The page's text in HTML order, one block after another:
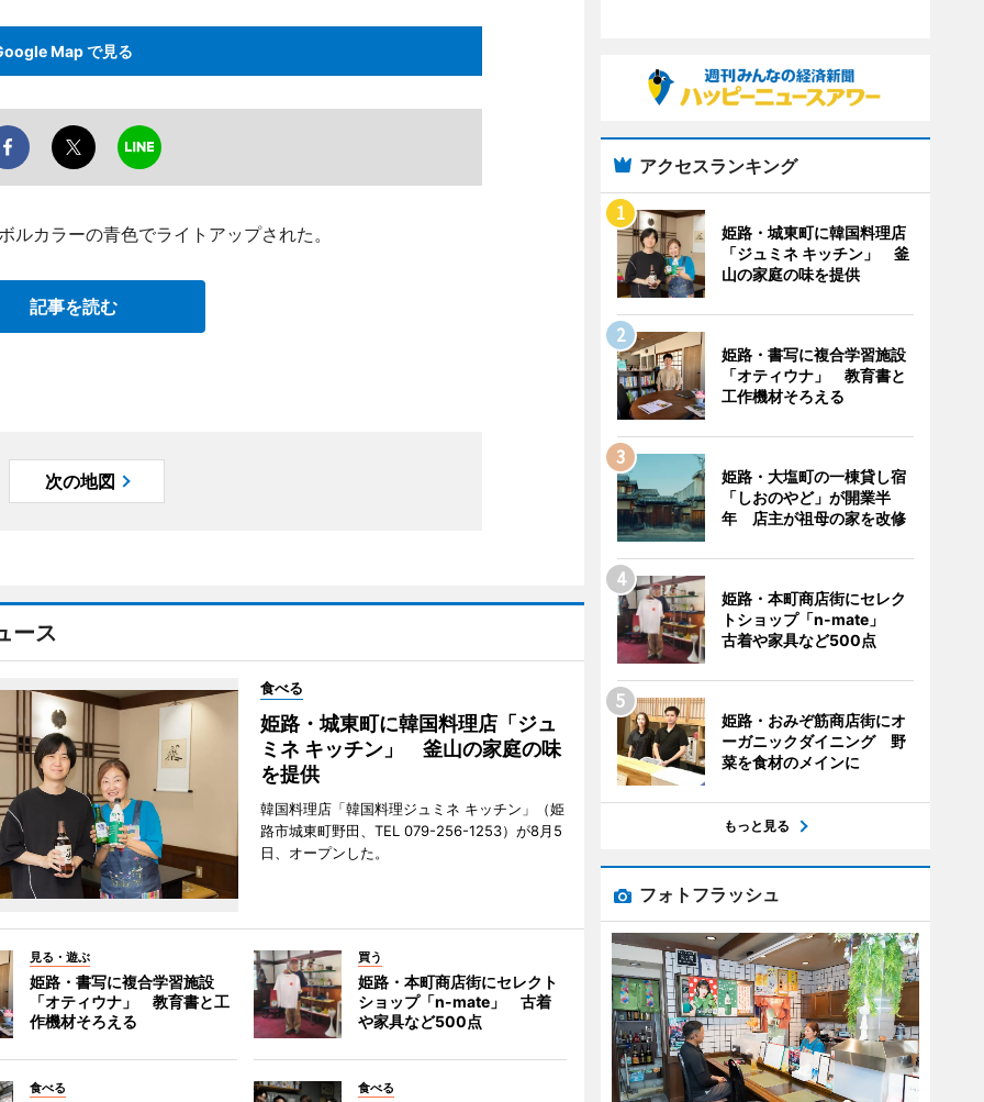
Map で見る
ルカラーの青色でライトアップされた。
記事を読む
次の地図
ース
食べる
姫路・城東町に韓国料理店「ジュ
ミネ キッチン」 釜山の家庭の味
を提供
韓国料理店「韓国料理ジュミネ キッチン」（姫
路市城東町野田、TEL 079-256-1253）が8月5
日、オープンした。
見る・遊ぶ
姫路・書写に複合学習施設
「オティウナ」 教育書と工
作機材そろえる
買う
姫路・本町商店街にセレクト
ショップ「n-mate」 古着
や家具など500点
食べる 食べる
アクセスランキング
姫路・城東町に韓国料理店
「ジュミネ キッチン」 釜
山の家庭の味を提供
姫路・書写に複合学習施設
「オティウナ」 教育書と
工作機材そろえる
姫路・大塩町の一棟貸し宿
「しおのやど」が開業半
年 店主が祖母の家を改修
姫路・本町商店街にセレク
トショップ「n-mate」
古着や家具など500点
姫路・おみぞ筋商店街にオ
ーガニックダイニング 野
菜を食材のメインに
もっと見る
フォトフラッシュ